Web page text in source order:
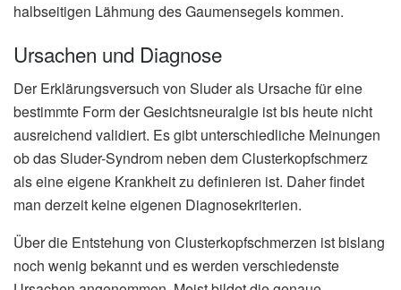
halbseitigen Lähmung des Gaumensegels kommen.
Ursachen und Diagnose
Der Erklärungsversuch von Sluder als Ursache für eine
bestimmte Form der Gesichtsneuralgie ist bis heute nicht
ausreichend validiert. Es gibt unterschiedliche Meinungen
ob das Sluder-Syndrom neben dem Clusterkopfschmerz
als eine eigene Krankheit zu definieren ist. Daher findet
man derzeit keine eigenen Diagnosekriterien.
Über die Entstehung von Clusterkopfschmerzen ist bislang
noch wenig bekannt und es werden verschiedenste